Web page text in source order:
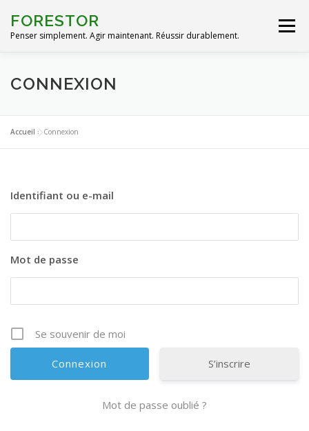
contenu
FORESTOR
Penser simplement. Agir maintenant. Réussir durablement.
Menu
ACCUEIL NOS ACTIONS
DEVENEZ PARTENAIRE !
CONNEXION
Accueil »Connexion
Identifiant ou e-mail
Mot de passe
Se souvenir de moi
S’inscrire
Mot de passe oublié ?